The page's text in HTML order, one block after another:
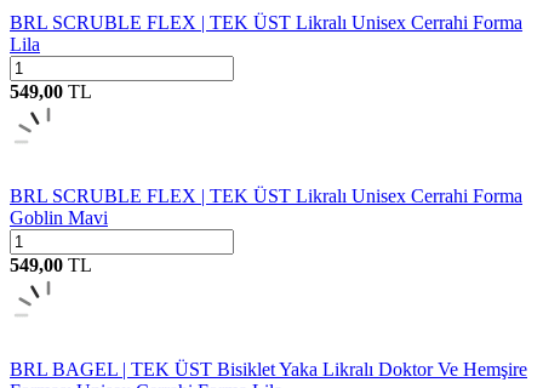
BRL SCRUBLE FLEX | TEK ÜST Likralı Unisex Cerrahi Forma
Lila
549,00 TL
BRL SCRUBLE FLEX | TEK ÜST Likralı Unisex Cerrahi Forma
Goblin Mavi
549,00 TL
BRL BAGEL | TEK ÜST Bisiklet Yaka Likralı Doktor Ve Hemşire